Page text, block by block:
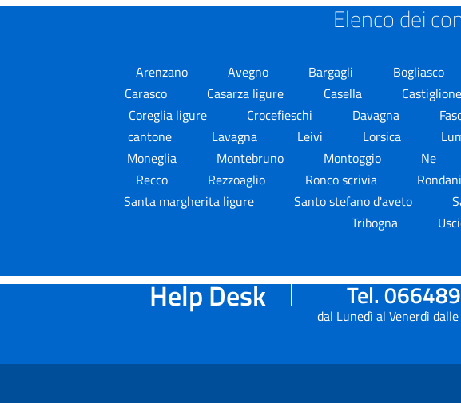
Elenco dei
Arenzano Avegno Bargagli Bogliasco
Carasco
Casarza ligure Casella
Coreglia ligure
Crocefieschi Davagna
cantone
Lavagna Leivi Lorsica
Moneglia
Montebruno Montoggio Ne
Recco
Rezzoaglio Ronco scrivia
Santa margherita ligure
Santo stefano d'aveto
Tribogna
Help Desk Tel.
dal Lunedì al Venerdì